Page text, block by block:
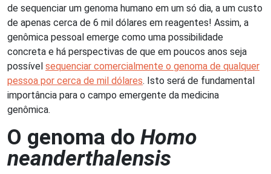
de sequenciar um genoma humano em um só dia, a um custo
de apenas cerca de 6 mil dólares em reagentes! Assim, a
genômica pessoal emerge como uma possibilidade
concreta e há perspectivas de que em poucos anos seja
possível sequenciar comercialmente o genoma de qualquer
pessoa por cerca de mil dólares. Isto será de fundamental
importância para o campo emergente da medicina
genômica.
O genoma do Homo
neanderthalensis